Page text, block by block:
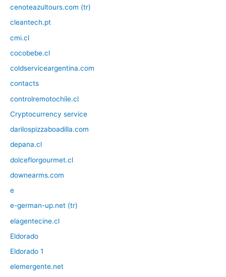
cenoteazultours.com (tr)
cleantech.pt
cmi.cl
cocobebe.cl
coldserviceargentina.com
contacts
controlremotochile.cl
Cryptocurrency service
darilospizzaboadilla.com
depana.cl
dolceflorgourmet.cl
downearms.com
e
e-german-up.net (tr)
elagentecine.cl
Eldorado
Eldorado 1
elemergente.net